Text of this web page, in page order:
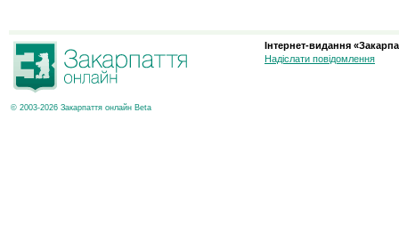
© 2003-2026 Закарпаття онлайн Beta
Інтернет-видання
Надіслати повідомлення